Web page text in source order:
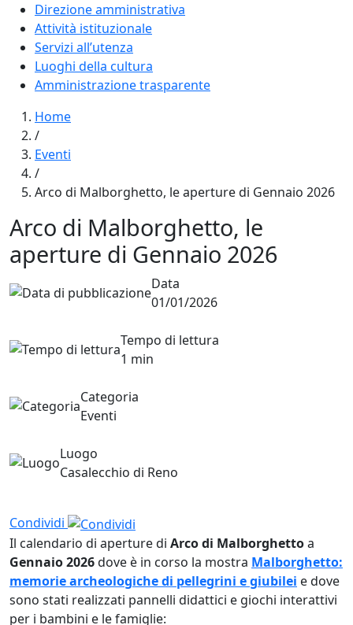
Direzione amministrativa
Attività istituzionale
Servizi all’utenza
Luoghi della cultura
Amministrazione trasparente
Home
/
Eventi
/
Arco di Malborghetto, le aperture di Gennaio 2026
Arco di Malborghetto, le
aperture di Gennaio 2026
Data
01/01/2026
Tempo di lettura
1 min
Categoria
Eventi
Luogo
Casalecchio di Reno
Condividi
Il calendario di aperture di Arco di Malborghettoa
Gennaio 2026dove è in corso la mostra Malborghetto:
memorie archeologiche di pellegrini e giubilei e dove
sono stati realizzati pannelli didattici e giochi interattivi
per i bambini e le famiglie: